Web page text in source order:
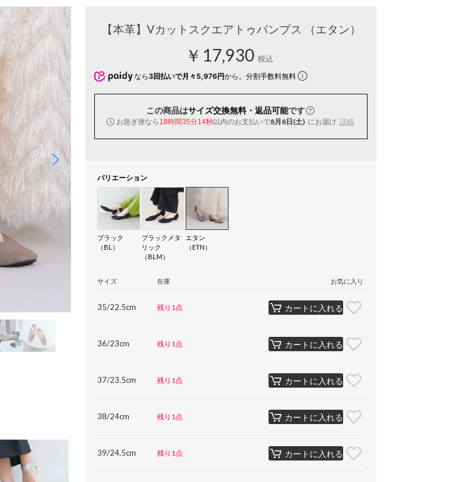
【本革】Vカットスクエアトゥパンプス （エタン）
￥17,930 税込
なら 3回払いで月々5,976円から。分割手数料無料
この商品はサイズ交換無料・返品可能です
お急ぎ便なら 18時間35分13秒以内のお支払いで8月8日(土) にお届け 詳細
バリエーション
ブラック
（BL）
ブラックメタ
リック
（BLM）
エタン
（ETN）
サイズ 在庫 お気に入り
35/22.5cm 残り1点 カートに入れる
36/23cm 残り1点 カートに入れる
37/23.5cm 残り1点 カートに入れる
38/24cm 残り1点 カートに入れる
39/24.5cm 残り1点 カートに入れる